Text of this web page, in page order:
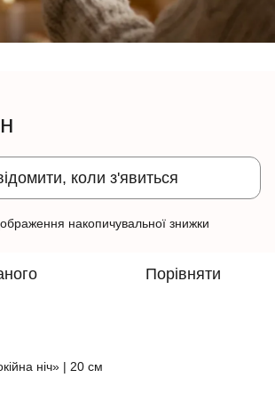
коли з'явиться
накопичувальної знижки
Порівняти
ніч» | 20 см